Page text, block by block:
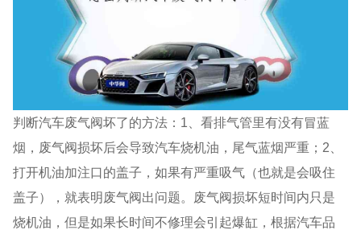
判断汽车废气阀坏了的方法：1、看排气管里有没有冒蓝
烟，废气阀损坏后会导致汽车烧机油，尾气蓝烟严重；2、
打开机油加注口的盖子，如果有严重吸气（也就是会吸住
盖子），就表明废气阀出问题。废气阀损坏短时间内只是
烧机油，但是如果长时间不修理会引起爆缸，根据汽车品